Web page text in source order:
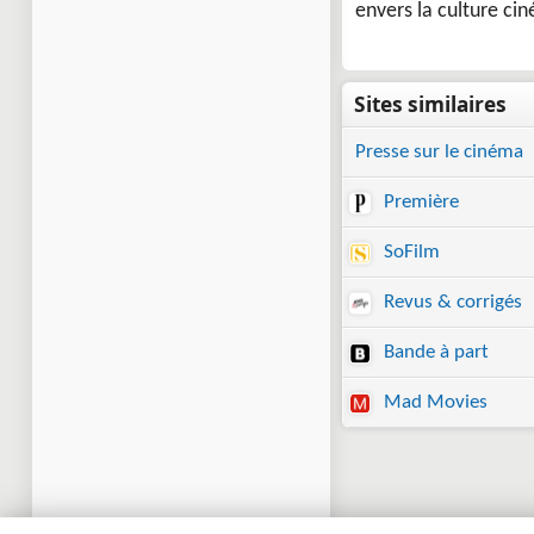
envers la culture
Presse sur le cinéma
Première
SoFilm
Revus & corrigés
Bande à part
Mad Movies